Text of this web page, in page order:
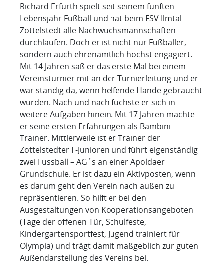
Richard Erfurth spielt seit seinem fünften
Lebensjahr Fußball und hat beim FSV Ilmtal
Zottelstedt alle Nachwuchsmannschaften
durchlaufen. Doch er ist nicht nur Fußballer,
sondern auch ehrenamtlich höchst engagiert.
Mit 14 Jahren saß er das erste Mal bei einem
Vereinsturnier mit an der Turnierleitung und er
war ständig da, wenn helfende Hände gebraucht
wurden. Nach und nach fuchste er sich in
weitere Aufgaben hinein. Mit 17 Jahren machte
er seine ersten Erfahrungen als Bambini –
Trainer. Mittlerweile ist er Trainer der
Zottelstedter F-Junioren und führt eigenständig
zwei Fussball – AG´s an einer Apoldaer
Grundschule. Er ist dazu ein Aktivposten, wenn
es darum geht den Verein nach außen zu
repräsentieren. So hilft er bei den
Ausgestaltungen von Kooperationsangeboten
(Tage der offenen Tür, Schulfeste,
Kindergartensportfest, Jugend trainiert für
Olympia) und trägt damit maßgeblich zur guten
Außendarstellung des Vereins bei.